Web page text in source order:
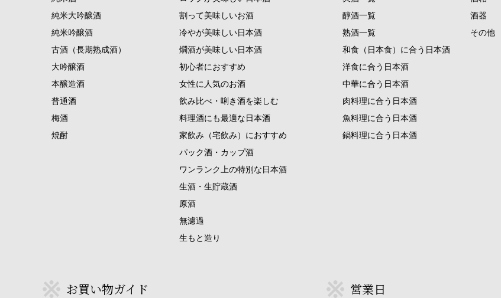
純米大吟醸酒
純米吟醸酒
古酒（長期熟成酒）
大吟醸酒
本醸造酒
普通酒
梅酒
焼酎
割って美味しいお酒
冷やが美味しい日本酒
燗酒が美味しい日本酒
初心者におすすめ
女性に人気のお酒
飲み比べ・唎き酒を楽しむ
料理酒にも最適な日本酒
家飲み（宅飲み）におすすめ
パック酒・カップ酒
ワンランク上の特別な日本酒
生酒・生貯蔵酒
原酒
無濾過
生もと造り
醇酒一覧
熟酒一覧
和食（日本食）に合う日本酒
洋食に合う日本酒
中華に合う日本酒
肉料理に合う日本酒
魚料理に合う日本酒
鍋料理に合う日本酒
酒器
その他
お買い物ガイド 営業日